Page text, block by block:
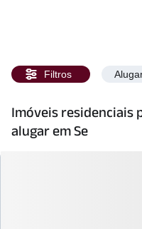
Filtros
Imóveis residenciais
alugar em Se